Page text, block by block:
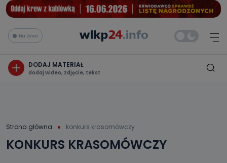
Na żywo
DODAJ MATERIAŁ
dodaj wideo, zdjęcie, tekst
Strona główna konkurs krasomówczy
KONKURS KRASOMÓWCZY